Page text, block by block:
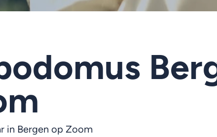
in Bergen op Zoom